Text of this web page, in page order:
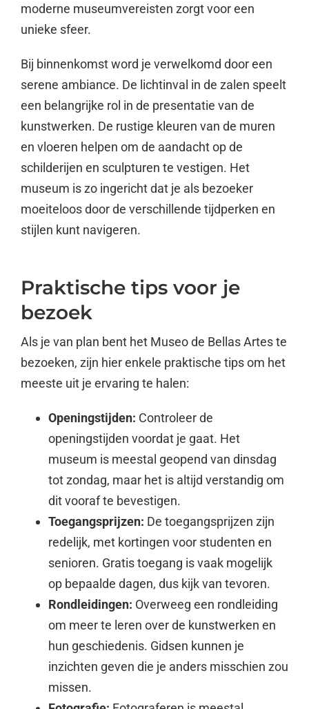
moderne museumvereisten zorgt voor een
unieke sfeer.
Bij binnenkomst word je verwelkomd door een
serene ambiance. De lichtinval in de zalen speelt
een belangrijke rol in de presentatie van de
kunstwerken. De rustige kleuren van de muren
en vloeren helpen om de aandacht op de
schilderijen en sculpturen te vestigen. Het
museum is zo ingericht dat je als bezoeker
moeiteloos door de verschillende tijdperken en
stijlen kunt navigeren.
Praktische tips voor je
bezoek
Als je van plan bent het Museo de Bellas Artes te
bezoeken, zijn hier enkele praktische tips om het
meeste uit je ervaring te halen:
Openingstijden: Controleer de
openingstijden voordat je gaat. Het
museum is meestal geopend van dinsdag
tot zondag, maar het is altijd verstandig om
dit vooraf te bevestigen.
Toegangsprijzen: De toegangsprijzen zijn
redelijk, met kortingen voor studenten en
senioren. Gratis toegang is vaak mogelijk
op bepaalde dagen, dus kijk van tevoren.
Rondleidingen: Overweeg een rondleiding
om meer te leren over de kunstwerken en
hun geschiedenis. Gidsen kunnen je
inzichten geven die je anders misschien zou
missen.